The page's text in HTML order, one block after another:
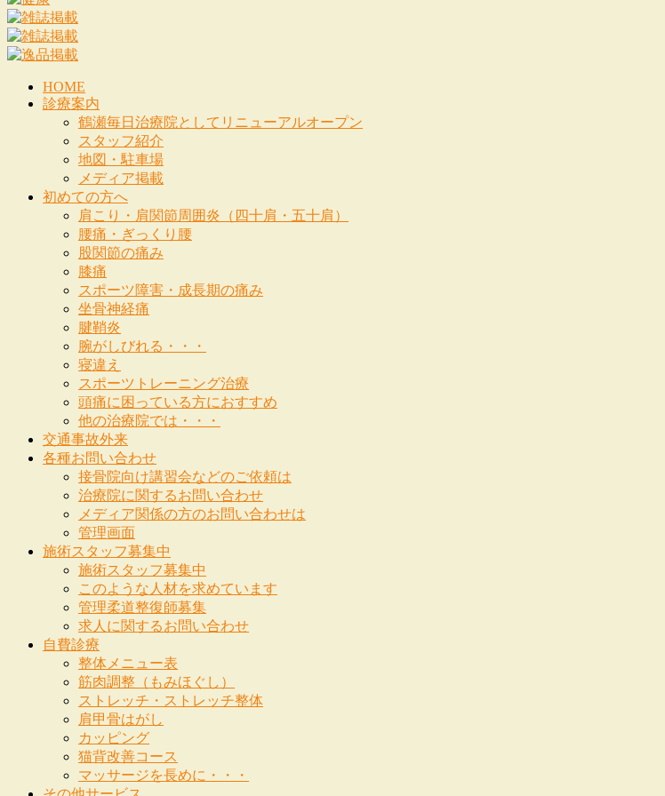
HOME
診療案内
鶴瀬毎日治療院としてリニューアルオープン
スタッフ紹介
地図・駐車場
メディア掲載
初めての方へ
肩こり・肩関節周囲炎（四十肩・五十肩）
腰痛・ぎっくり腰
股関節の痛み
膝痛
スポーツ障害・成長期の痛み
坐骨神経痛
腱鞘炎
腕がしびれる・・・
寝違え
スポーツトレーニング治療
頭痛に困っている方におすすめ
他の治療院では・・・
交通事故外来
各種お問い合わせ
接骨院向け講習会などのご依頼は
治療院に関するお問い合わせ
メディア関係の方のお問い合わせは
管理画面
施術スタッフ募集中
施術スタッフ募集中
このような人材を求めています
管理柔道整復師募集
求人に関するお問い合わせ
自費診療
整体メニュー表
筋肉調整（もみほぐし）
ストレッチ・ストレッチ整体
肩甲骨はがし
カッピング
猫背改善コース
マッサージを長めに・・・